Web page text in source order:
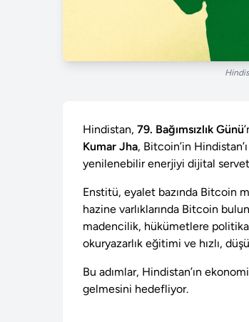
Hindistan, 79. Bağımsızlık Günü
Kumar Jha, Bitcoin’in
yenilenebilir enerjiyi dijital
Enstitü, eyalet bazında Bitcoin
hazine varlıklarında Bitcoin
madencilik, hükümetlere politika
okuryazarlık eğitimi ve hızlı,
Bu adımlar, Hindistan’ın
gelmesini hedefliyor.